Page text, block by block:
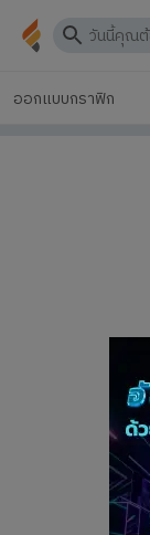
ออกแบบกราฟิก